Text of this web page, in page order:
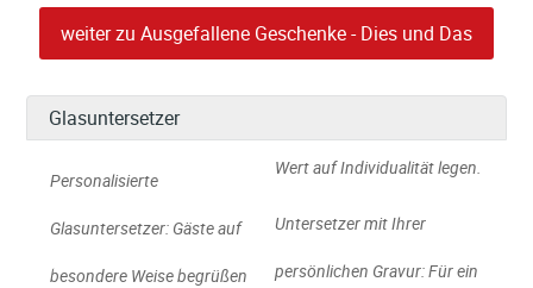
weiter zu Ausgefallene Geschenke - Dies und Das
Glasuntersetzer
Personalisierte
Glasuntersetzer: Gäste auf
besondere Weise begrüßen
Wert auf Individualität legen.
Untersetzer mit Ihrer
persönlichen Gravur: Für ein